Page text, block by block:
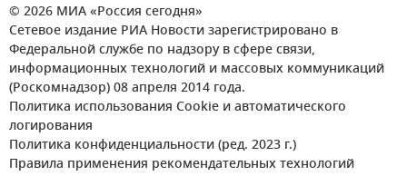
© 2026 МИА «Россия сегодня»
Сетевое издание РИА Новости зарегистрировано в
Федеральной службе по надзору в сфере связи,
информационных технологий и массовых коммуникаций
(Роскомнадзор) 08 апреля 2014 года.
Политика использования Cookie и автоматического
логирования
Политика конфиденциальности (ред. 2023 г.)
Правила применения рекомендательных технологий